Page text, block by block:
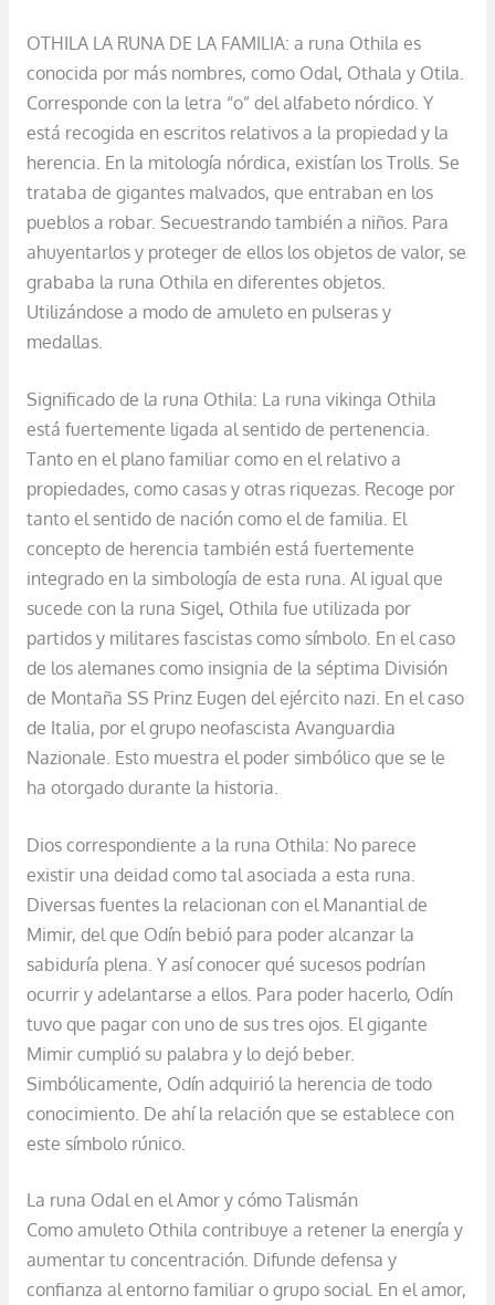
OTHILA LA RUNA DE LA FAMILIA: a runa Othila es
conocida por más nombres, como Odal, Othala y Otila.
Corresponde con la letra “o” del alfabeto nórdico. Y
está recogida en escritos relativos a la propiedad y la
herencia. En la mitología nórdica, existían los Trolls. Se
trataba de gigantes malvados, que entraban en los
pueblos a robar. Secuestrando también a niños. Para
ahuyentarlos y proteger de ellos los objetos de valor, se
grababa la runa Othila en diferentes objetos.
Utilizándose a modo de amuleto en pulseras y
medallas.
Significado de la runa Othila: La runa vikinga Othila
está fuertemente ligada al sentido de pertenencia.
Tanto en el plano familiar como en el relativo a
propiedades, como casas y otras riquezas. Recoge por
tanto el sentido de nación como el de familia. El
concepto de herencia también está fuertemente
integrado en la simbología de esta runa. Al igual que
sucede con la runa Sigel, Othila fue utilizada por
partidos y militares fascistas como símbolo. En el caso
de los alemanes como insignia de la séptima División
de Montaña SS Prinz Eugen del ejército nazi. En el caso
de Italia, por el grupo neofascista Avanguardia
Nazionale. Esto muestra el poder simbólico que se le
ha otorgado durante la historia.
Dios correspondiente a la runa Othila: No parece
existir una deidad como tal asociada a esta runa.
Diversas fuentes la relacionan con el Manantial de
Mimir, del que Odín bebió para poder alcanzar la
sabiduría plena. Y así conocer qué sucesos podrían
ocurrir y adelantarse a ellos. Para poder hacerlo, Odín
tuvo que pagar con uno de sus tres ojos. El gigante
Mimir cumplió su palabra y lo dejó beber.
Simbólicamente, Odín adquirió la herencia de todo
conocimiento. De ahí la relación que se establece con
este símbolo rúnico.
La runa Odal en el Amor y cómo Talismán
Como amuleto Othila contribuye a retener la energía y
aumentar tu concentración. Difunde defensa y
confianza al entorno familiar o grupo social. En el amor,